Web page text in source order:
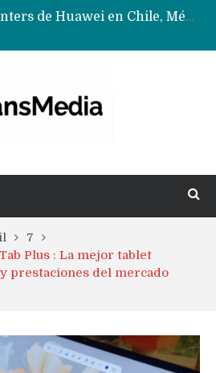
Data Centers de Huawei en Chile, México, Brasil,Perú y Argentina podrían verse afectados por arremetida de EE.UU
7
Plus : La mejor tablet
prestaciones del mercado